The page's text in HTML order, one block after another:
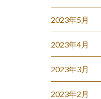
2023年5月
2023年4月
2023年3月
2023年2月